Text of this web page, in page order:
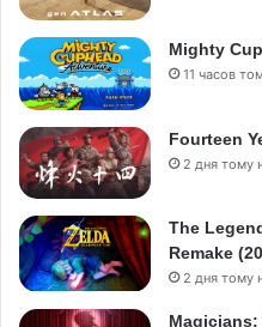
Mighty
11 часов
Fourteen
2 дня тому
The
Remake
2 дня тому
Magicians: